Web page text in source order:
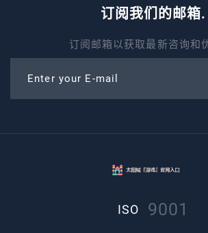
订阅我们的邮箱.
订阅邮箱以获取最新咨询和
Enter your E-mail
ISO 9001